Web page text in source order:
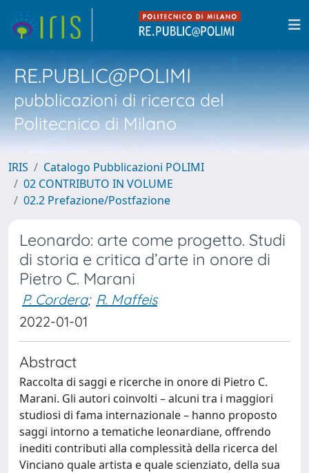
RE.PUBLIC@POLIMI
pubblicazioni di ricerca del
Politecnico di Milano
IRIS
Catalogo Pubblicazioni POLIMI
02 CONTRIBUTO IN VOLUME
02.2 Prefazione/Postfazione
Leonardo: arte come progetto. Studi
di storia e critica d’arte in onore di
Pietro C. Marani
P. Cordera; R. Maffeis
2022-01-01
Abstract
Raccolta di saggi e ricerche in onore di Pietro C.
Marani. Gli autori coinvolti – alcuni tra i maggiori
studiosi di fama internazionale – hanno proposto
saggi intorno a tematiche leonardiane, offrendo
inediti contributi alla complessità della ricerca del
Vinciano quale artista e quale scienziato, della sua